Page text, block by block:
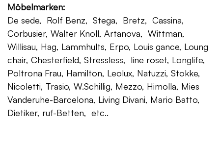
Möbelmarken:
De sede, Rolf Benz, Stega, Bretz, Cassina,
Corbusier, Walter Knoll, Artanova, Wittman,
Willisau, Hag, Lammhults, Erpo, Louis gance, Loung
chair, Chesterfield, Stressless, line roset, Longlife,
Poltrona Frau, Hamilton, Leolux, Natuzzi, Stokke,
Nicoletti, Trasio, W.Schillig, Mezzo, Himolla, Mies
Vanderuhe-Barcelona, Living Divani, Mario Batto,
Dietiker, ruf-Betten, etc..